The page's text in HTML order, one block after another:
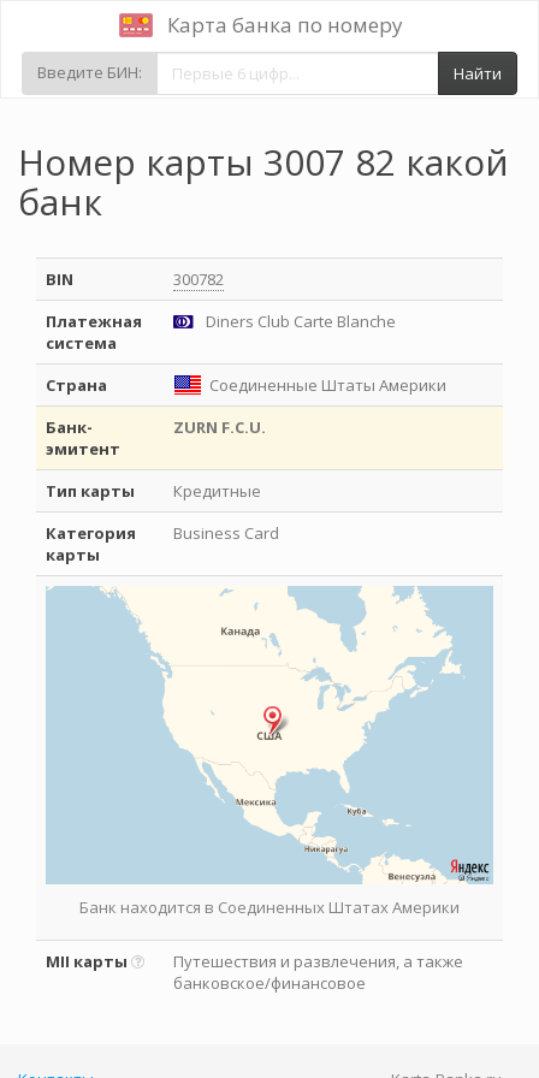
Карта банка по номеру
Введите БИН: Найти
Номер карты 3007 82 какой
банк
BIN
300782
Платежная
система
Diners Club Carte Blanche
Страна
Соединенные Штаты Америки
Банк-
эмитент
ZURN F.C.U.
Тип карты
Кредитные
Категория
карты
Business Card
Банк находится в Соединенных Штатах Америки
MII карты
Путешествия и развлечения, а также
банковское/финансовое